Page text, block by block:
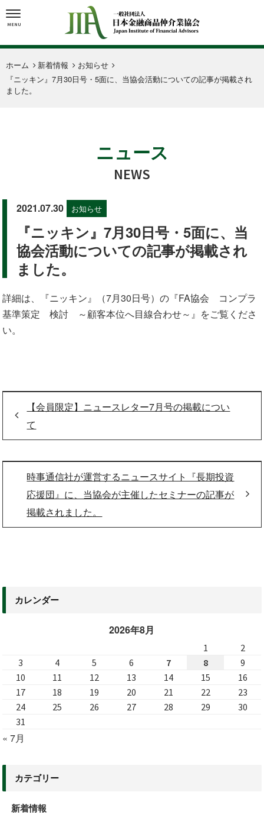
MENU
ホーム 新着情報
お知らせ
『ニッキン』7月30日号・5面に、当協会活動についての記事が掲載され
ました。
ニュース
NEWS
2021.07.30 お知らせ
『ニッキン』7月30日号・5面に、当
協会活動についての記事が掲載され
ました。
詳細は、『ニッキン』（7月30日号）の『FA協会 コンプラ
基準策定 検討 ～顧客本位へ目線合わせ～』をご覧くださ
い。
【会員限定】ニュースレター7月号の掲載につい
て
時事通信社が運営するニュースサイト『長期投資
応援団』に、当協会が主催したセミナーの記事が
掲載されました。
カレンダー
2026年8月
1
2
3
4 5 6 7 8
9
10
11 12 13 14 15
16
17
18 19 20 21 22
23
24
25 26 27 28 29
30
31
« 7月
カテゴリー
新着情報